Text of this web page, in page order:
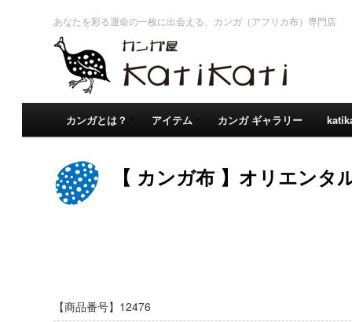
あなたを彩る運命の一枚に出会える、カンガ（アフリカ布）専門店
カンガとは？ アイテム カンガ ギャラリー
【 カンガ布 】オリエンタ
【商品番号】12476